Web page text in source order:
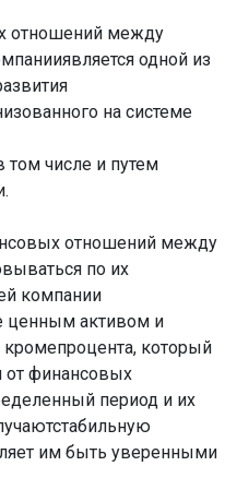
отношений между
одной из
на системе
том числе и путем
отношений между
по их
компании
ценным активом и
который
от финансовых
период и их
им быть уверенными